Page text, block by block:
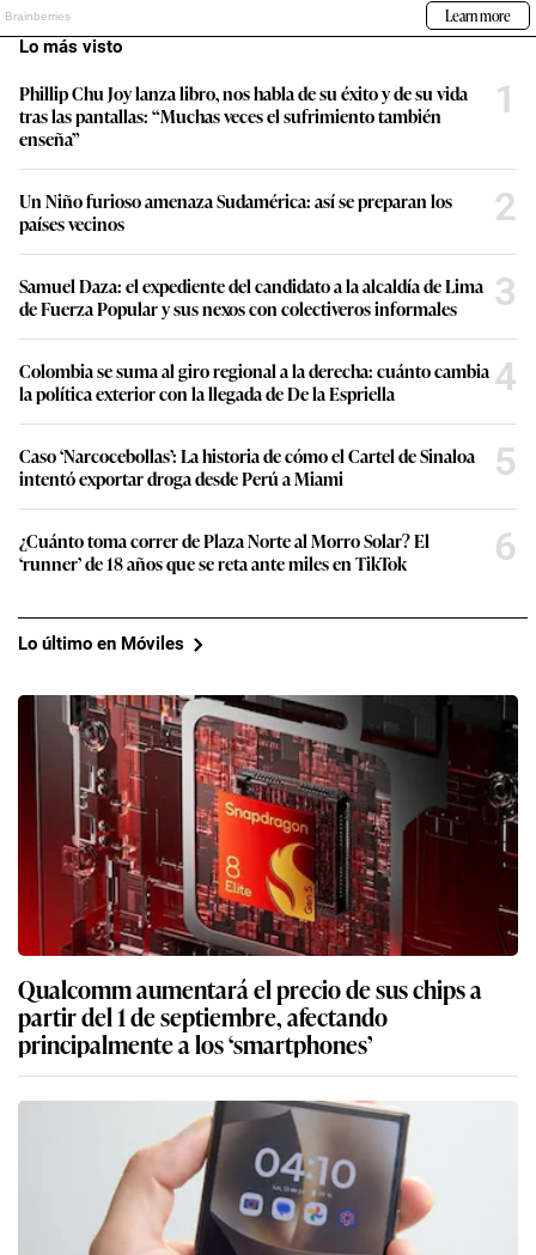
Lo más visto
Phillip Chu Joy lanza libro, nos habla de su éxito y de su vida
tras las pantallas: “Muchas veces el sufrimiento también
enseña”
1
Un Niño furioso amenaza Sudamérica: así se preparan los
países vecinos
2
Samuel Daza: el expediente del candidato a la alcaldía de Lima
de Fuerza Popular y sus nexos con colectiveros informales
3
Colombia se suma al giro regional a la derecha: cuánto cambia
la política exterior con la llegada de De la Espriella
4
Caso ‘Narcocebollas’: La historia de cómo el Cartel de Sinaloa
intentó exportar droga desde Perú a Miami
5
¿Cuánto toma correr de Plaza Norte al Morro Solar? El
‘runner’ de 18 años que se reta ante miles en TikTok
6
Lo último en Móviles
Qualcomm aumentará el precio de sus chips a
partir del 1 de septiembre, afectando
principalmente a los ‘smartphones’